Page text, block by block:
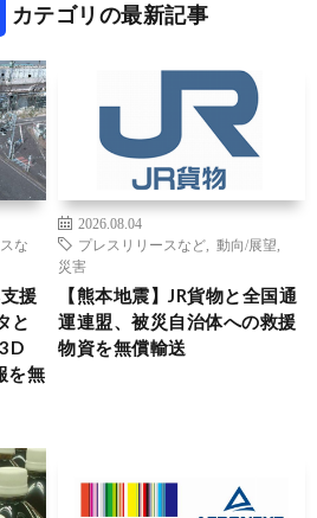
カテゴリの最新記事
な
援
と
を無
2026.08.04
プレスリリースなど
動向/展望
災害
【熊本地震】JR貨物と全国通
運連盟、被災自治体への救援
物資を無償輸送